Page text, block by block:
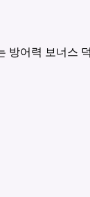
방어력 보너스